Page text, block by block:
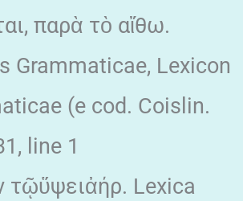
παρὰ τὸ αἴθω.
Grammaticae, Lexicon
(e cod. Coislin.
line 1
τῷὕψειἀήρ. Lexica